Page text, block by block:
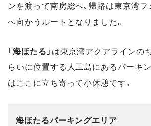
ンを渡って南房総へ、帰路は東京湾
へ向かうルートとなりました。
「海ほたる 」は東京湾アクアラインの
らいに位置する人工島にあるパーキ
はここに立ち寄って小休憩です。
海ほたるパーキングエリア